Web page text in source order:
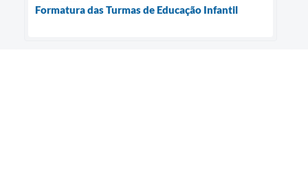
Formatura das Turmas de Educação Infantil